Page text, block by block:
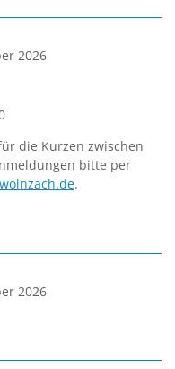
2026
die Kurzen zwischen
bitte per
.
2026